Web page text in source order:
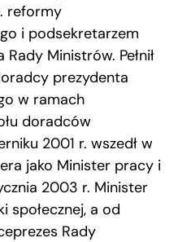
reformy
i podsekretarzem
Ministrów. Pełnił
prezydenta
w ramach
doradców
2001 r. wszedł w
jako Minister pracy i
2003 r. Minister
społecznej, a od
Rady